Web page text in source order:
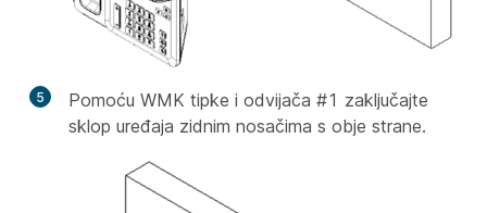
5
Pomoću WMK tipke i odvijača #1 zaključajte
sklop uređaja zidnim nosačima s obje strane.